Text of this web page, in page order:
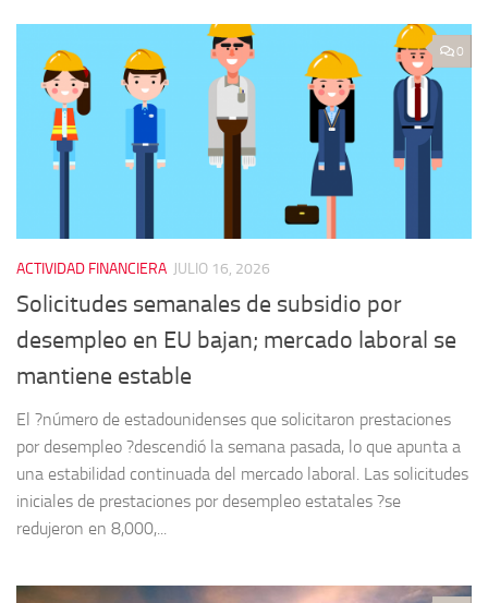
0
ACTIVIDAD FINANCIERA JULIO 16, 2026
Solicitudes semanales de subsidio por
desempleo en EU bajan; mercado laboral se
mantiene estable
El ?número de estadounidenses que solicitaron prestaciones
por desempleo ?descendió la semana pasada, lo que apunta a
una estabilidad continuada del mercado laboral. Las solicitudes
iniciales de prestaciones por desempleo estatales ?se
redujeron en 8,000,...